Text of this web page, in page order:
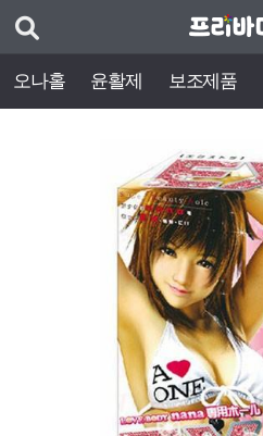
오나홀 윤활제 보조제품